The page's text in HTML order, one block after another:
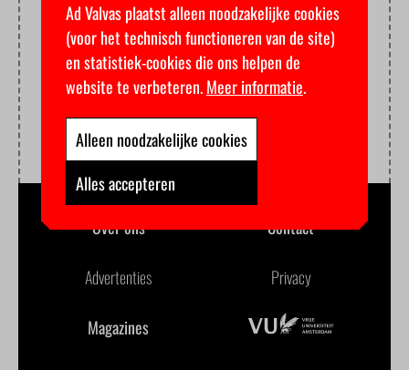
Over ons Contact
Advertenties Privacy
Magazines
Ad Valvas plaatst alleen noodzakelijke cookies
(voor het technisch functioneren van de site)
en statistiek-cookies die ons helpen de
website te verbeteren.Meer informatie.
Alleen noodzakelijke cookies
Alles accepteren